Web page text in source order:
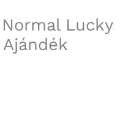
Lucky